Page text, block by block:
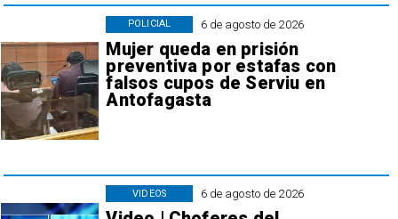
6 de agosto de 2026
Mujer queda en prisión
preventiva por estafas con
falsos cupos de Serviu en
Antofagasta
POLICIAL
6 de agosto de 2026
VIDEOS